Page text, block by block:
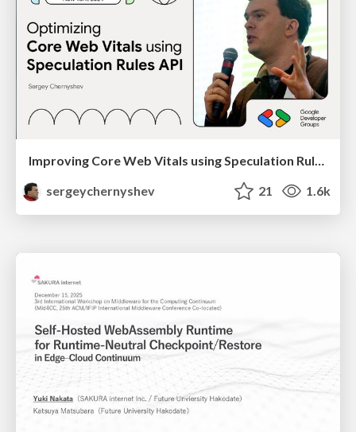
Improving Core Web Vitals using Speculation Rules API
sergeychernyshev
21 1.6k